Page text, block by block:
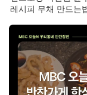
레시피 무채 만드는